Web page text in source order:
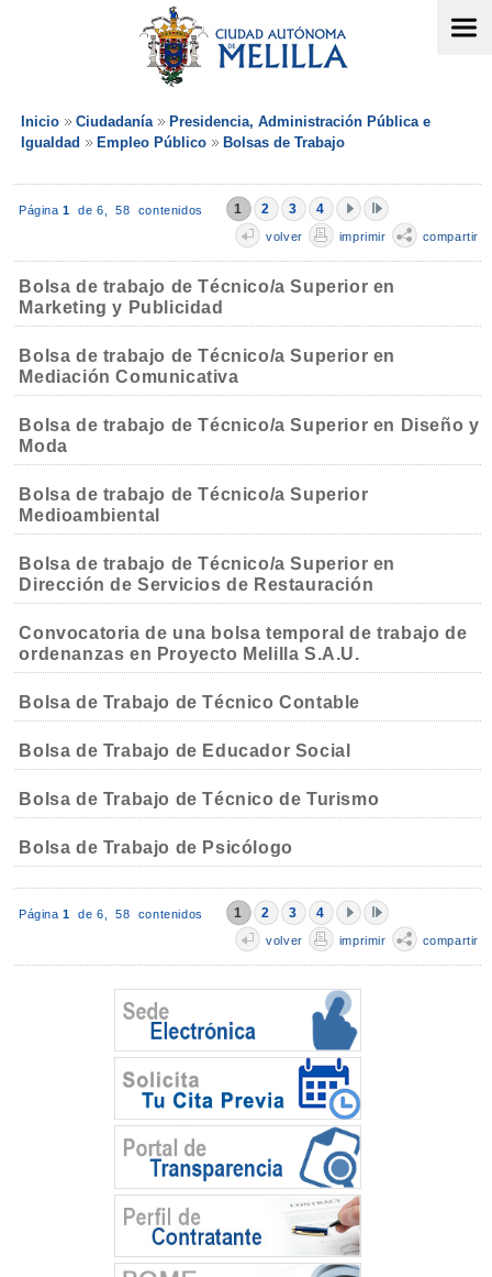
Inicio Ciudadanía
Presidencia, Administración Pública e
Igualdad
Empleo Público Bolsas de Trabajo
Página 1 de 6,58 contenidos 1 2 3 4
volver imprimir compartir
Bolsa de trabajo de Técnico/a Superior en
Marketing y Publicidad
Bolsa de trabajo de Técnico/a Superior en
Mediación Comunicativa
Bolsa de trabajo de Técnico/a Superior en Diseño y
Moda
Bolsa de trabajo de Técnico/a Superior
Medioambiental
Bolsa de trabajo de Técnico/a Superior en
Dirección de Servicios de Restauración
Convocatoria de una bolsa temporal de trabajo de
ordenanzas en Proyecto Melilla S.A.U.
Bolsa de Trabajo de Técnico Contable
Bolsa de Trabajo de Educador Social
Bolsa de Trabajo de Técnico de Turismo
Bolsa de Trabajo de Psicólogo
Página 1 de 6,58 contenidos 1 2 3 4
volver imprimir compartir